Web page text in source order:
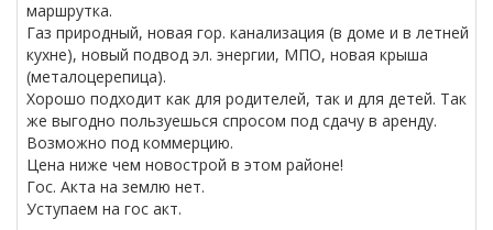
маршрутка.
Газ природный, новая гор. канализация (в доме и в летней
кухне), новый подвод эл. энергии, МПО, новая крыша
(металоцерепица).
Хорошо подходит как для родителей, так и для детей. Так
же выгодно пользуешься спросом под сдачу в аренду.
Возможно под коммерцию.
Цена ниже чем новострой в этом районе!
Гос. Акта на землю нет.
Уступаем на гос акт.